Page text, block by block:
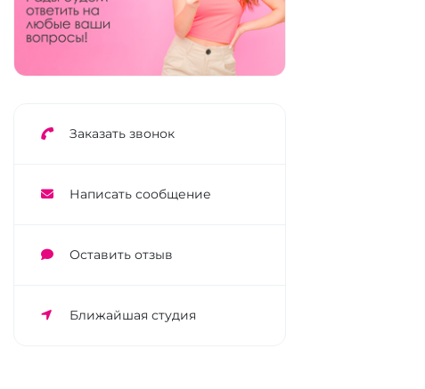
Заказать звонок
Написать сообщение
Оставить отзыв
Ближайшая студия